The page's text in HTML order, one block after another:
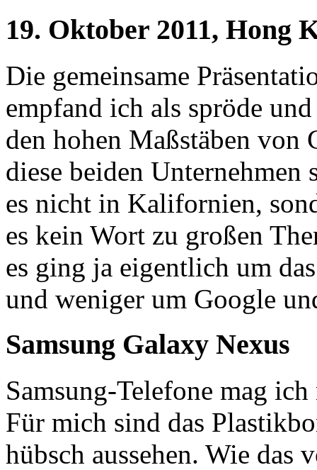
19. Oktober 2011, Hong
Die gemeinsame
empfand ich als spröde
den hohen Maßstäben von
diese beiden Unternehmen
es nicht in Kalifornien,
es kein Wort zu großen
es ging ja eigentlich um
und weniger um Google
Samsung Galaxy Nexus
Samsung-Telefone mag
Für mich sind das
hübsch aussehen. Wie das